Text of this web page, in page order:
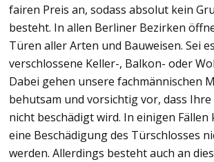
fairen Preis an, sodass absolut kein
besteht. In allen Berliner Bezirken
Türen aller Arten und Bauweisen. Sei
verschlossene Keller-, Balkon- oder
Dabei gehen unsere fachmännischen
behutsam und vorsichtig vor, dass
nicht beschädigt wird. In einigen Fällen
eine Beschädigung des Türschlosses
werden. Allerdings besteht auch an